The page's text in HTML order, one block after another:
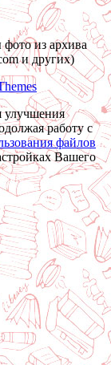
из архива
и других)
улучшения
работу с
файлов
Вашего